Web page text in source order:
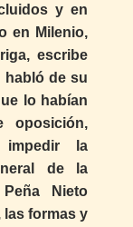
y en
en Milenio,
escribe
de su
lo habían
oposición,
impedir la
de la
Nieto
las formas y